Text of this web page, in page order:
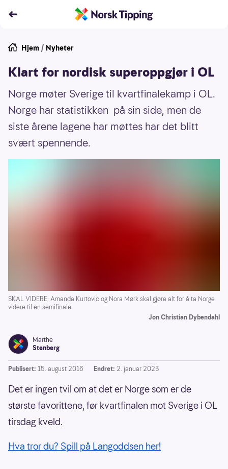
Hjem / Nyheter
Klart for nordisk superoppgjør i OL
Norge møter Sverige til kvartfinalekamp i OL.
Norge har statistikken på sin side, men de
siste årene lagene har møttes har det blitt
svært spennende.
SKAL VIDERE: Amanda Kurtovic og Nora Mørk skal gjøre alt for å ta Norge
videre til en semifinale.
Jon Christian Dybendahl
Marthe
Stenberg
Publisert: 15. august 2016 Endret: 2. januar 2023
Det er ingen tvil om at det er Norge som er de
største favorittene, før kvartfinalen mot Sverige i OL
tirsdag kveld.
Hva tror du? Spill på Langoddsen her!